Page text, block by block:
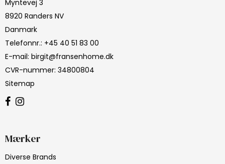
Myntevej 3
8920 Randers NV
Danmark
Telefonnr.: +45 40 51 83 00
E-mail: birgit@fransenhome.dk
CVR-nummer: 34800804
Sitemap
Mærker
Diverse Brands